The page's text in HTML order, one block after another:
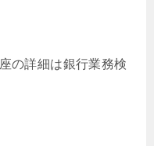
の詳細は銀行業務検